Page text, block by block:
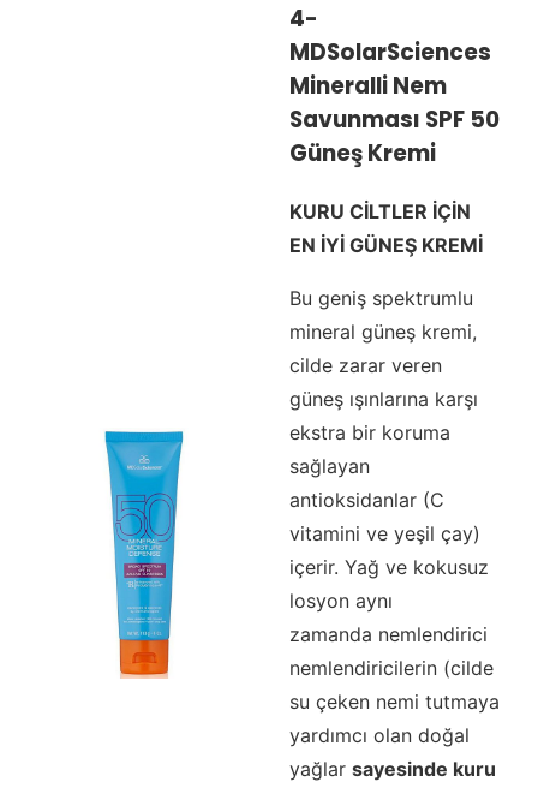
4-
MDSolarSciences
Mineralli Nem
Savunması SPF 50
Güneş Kremi
KURU CİLTLER İÇİN
EN İYİ GÜNEŞ KREMİ
Bu geniş spektrumlu
mineral güneş kremi,
cilde zarar veren
güneş ışınlarına karşı
ekstra bir koruma
sağlayan
antioksidanlar (C
vitamini ve yeşil çay)
içerir. Yağ ve kokusuz
losyon aynı
zamanda nemlendirici
nemlendiricilerin (cilde
su çeken nemi tutmaya
yardımcı olan doğal
yağlar sayesinde kuru